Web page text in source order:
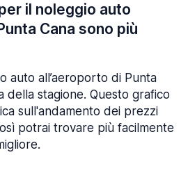
il noleggio auto
Cana sono più
auto all’aeroporto di Punta
della stagione. Questo grafico
sull'andamento dei prezzi
potrai trovare più facilmente